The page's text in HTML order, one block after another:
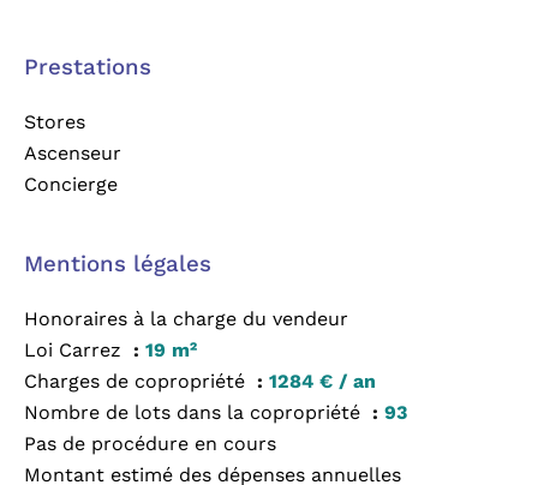
Prestations
Stores
Ascenseur
Concierge
Mentions légales
Honoraires à la charge du vendeur
Loi Carrez
19 m²
Charges de copropriété
1284 € / an
Nombre de lots dans la copropriété
93
Pas de procédure en cours
Montant estimé des dépenses annuelles